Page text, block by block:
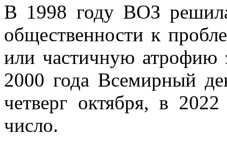
В 1998 году ВОЗ
общественности к
или частичную атрофию
2000 года Всемирный
четверг октября, в
число.